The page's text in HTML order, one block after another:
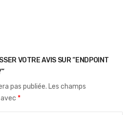
VOTRE AVIS SUR “ENDPOINT
pas publiée. Les champs
*